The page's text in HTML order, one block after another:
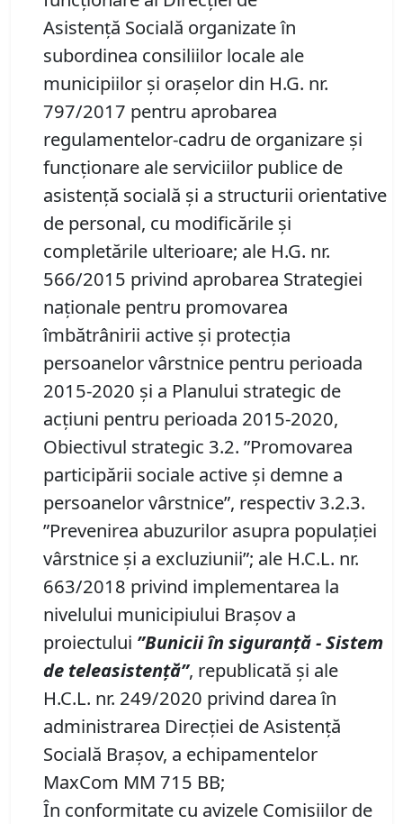
Asistenţă Socială organizate în
subordinea consiliilor locale ale
municipiilor şi oraşelor din H.G. nr.
797/2017 pentru aprobarea
regulamentelor-cadru de organizare şi
funcţionare ale serviciilor publice de
asistenţă socială şi a structurii orientative
de personal, cu modificările și
completările ulterioare; ale H.G. nr.
566/2015 privind aprobarea Strategiei
naţionale pentru promovarea
îmbătrânirii active şi protecţia
persoanelor vârstnice pentru perioada
2015-2020 şi a Planului strategic de
acţiuni pentru perioada 2015-2020,
Obiectivul strategic 3.2. ”Promovarea
participării sociale active și demne a
persoanelor vârstnice”, respectiv 3.2.3.
”Prevenirea abuzurilor asupra populației
vârstnice și a excluziunii”; ale H.C.L. nr.
663/2018 privind implementarea la
nivelului municipiului Brașov a
proiectului ”Bunicii în siguranță-Sistem
de teleasistență”, republicată și ale
H.C.L. nr. 249/2020 privind darea în
administrarea Direcţiei de Asistenţă
Socială Braşov, a echipamentelor
MaxCom MM 715 BB;
În conformitate cu avizele Comisiilor de